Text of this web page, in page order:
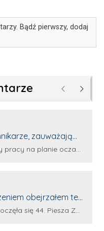
Bądź pierwszy, dodaj
Poprzednie
zauważają
dopiero wkraczają
Pan
komentarza:
na planie oczami młodego filmowca
obejrzałem ten
komentarza:
44. Piesza Zamojsko-Lubaczowska Pielgrzymka na Jasną Górę!